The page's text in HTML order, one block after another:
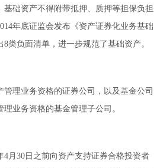
基础资产不得附带抵押、质押等担保负担
年底证监会发布《资产证券化业务基础
类负面清单，进一步规范了基础资产。
理业务资格的证券公司，以及基金公司
业务资格的基金管理子公司。
月30日之前向资产支持证券合格投资者